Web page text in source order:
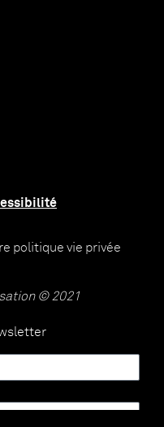
politique vie privée
© 2021